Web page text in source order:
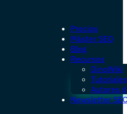
Precios
Máster SEO
Blog
Recursos
DinoWiki
Tutoriales
Autores
Newsletter